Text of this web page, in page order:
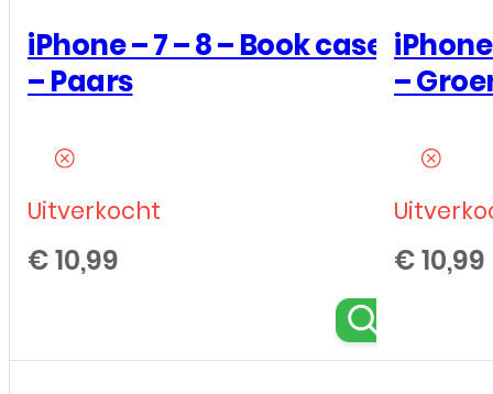
iPhone – 7 – 8 – Book case
– Paars
Uitverkocht
€10,99
–
€10,99